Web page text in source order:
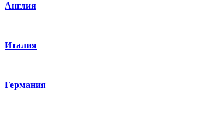
Англия
Италия
Германия